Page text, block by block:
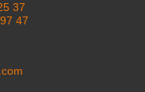
37
47